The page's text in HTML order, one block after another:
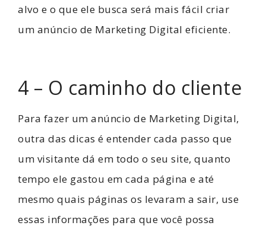
alvo e o que ele busca será mais fácil criar
um anúncio de Marketing Digital eficiente.
4 – O caminho do cliente
Para fazer um anúncio de Marketing Digital,
outra das dicas é entender cada passo que
um visitante dá em todo o seu site, quanto
tempo ele gastou em cada página e até
mesmo quais páginas os levaram a sair, use
essas informações para que você possa